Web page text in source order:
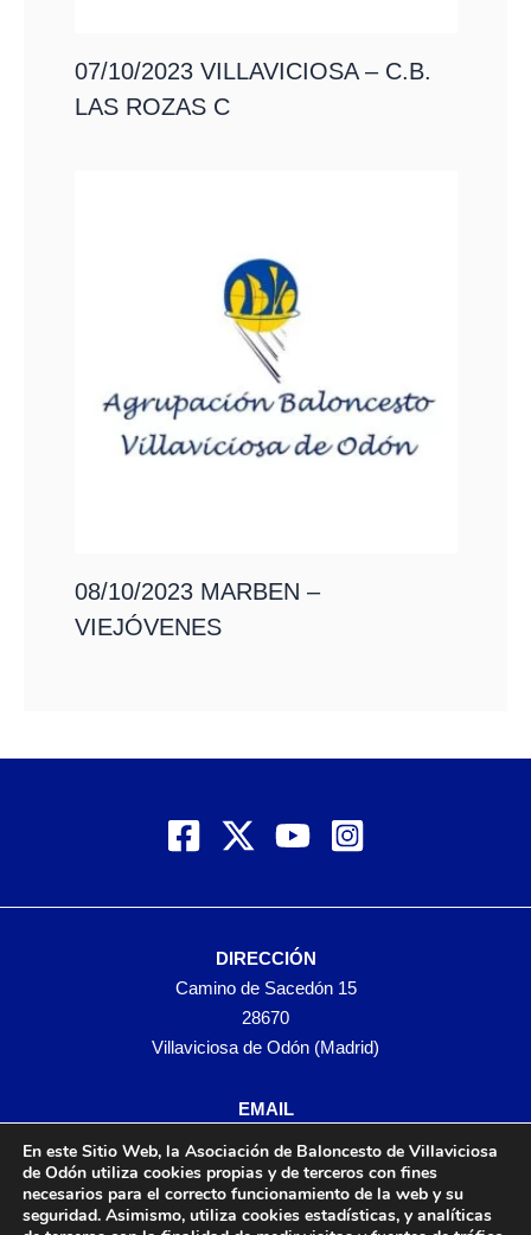
07/10/2023 VILLAVICIOSA – C.B.
LAS ROZAS C
08/10/2023 MARBEN –
VIEJÓVENES
DIRECCIÓN
Camino de Sacedón 15
28670
Villaviciosa de Odón (Madrid)
EMAIL
TELÉFONO
916 657 426
En este Sitio Web, la Asociación de Baloncesto de Villaviciosa
de Odón utiliza cookies propias y de terceros con fines
necesarios para el correcto funcionamiento de la web y su
seguridad. Asimismo, utiliza cookies estadísticas, y analíticas